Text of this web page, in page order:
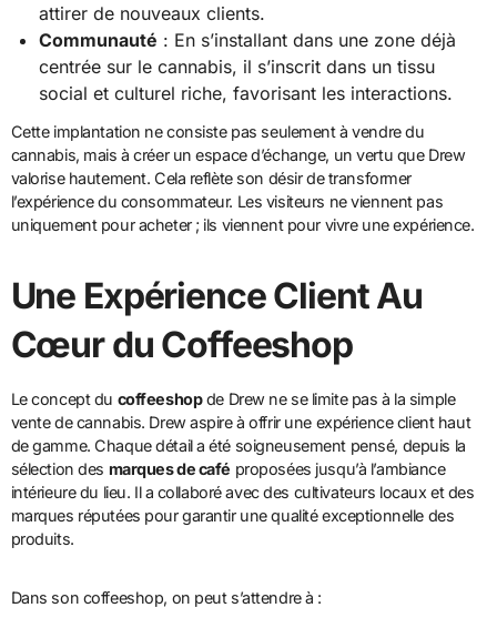
attirer de nouveaux clients.
Communauté : En s’installant dans une zone déjà
centrée sur le cannabis, il s’inscrit dans un tissu
social et culturel riche, favorisant les interactions.
Cette implantation ne consiste pas seulement à vendre du
cannabis, mais à créer un espace d’échange, un vertu que Drew
valorise hautement. Cela reflète son désir de transformer
l’expérience du consommateur. Les visiteurs ne viennent pas
uniquement pour acheter ; ils viennent pour vivre une expérience.
Une Expérience Client Au
Cœur du Coffeeshop
Le concept du coffeeshopde Drew ne se limite pas à la simple
vente de cannabis. Drew aspire à offrir une expérience client haut
de gamme. Chaque détail a été soigneusement pensé, depuis la
sélection des marques de café proposées jusqu’à l’ambiance
intérieure du lieu. Il a collaboré avec des cultivateurs locaux et des
marques réputées pour garantir une qualité exceptionnelle des
produits.
Dans son coffeeshop, on peut s’attendre à :